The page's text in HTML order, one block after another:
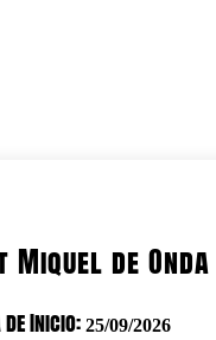
Miquel de Onda
de Inicio: 25/09/2026